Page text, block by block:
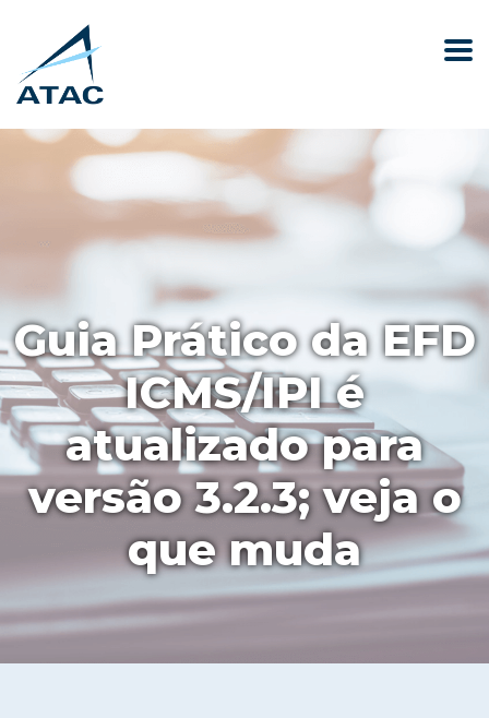
Guia Prático da EFD
ICMS/IPI é
atualizado para
versão 3.2.3; veja o
que muda